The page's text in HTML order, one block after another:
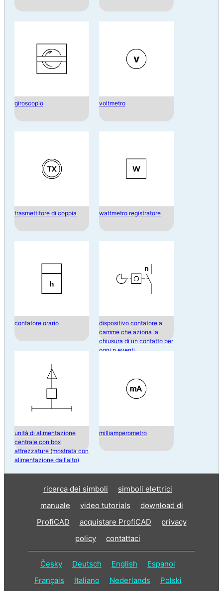
giroscopio voltmetro
trasmettitore di coppia wattmetro registratore
contatore orario
dispositivo contatore a
camme che aziona la
chiusura di un contatto per
ogni n eventi
unità di alimentazione
centrale con box
attrezzature (mostrata con
alimentazione dall'alto)
milliamperometro
ricerca dei simboli
simboli elettrici
manuale
video tutorials
download di
ProfiCAD
acquistare ProfiCAD
privacy
policy
contattaci
Česky Deutsch English
Espanol
Français
Italiano Nederlands Polski